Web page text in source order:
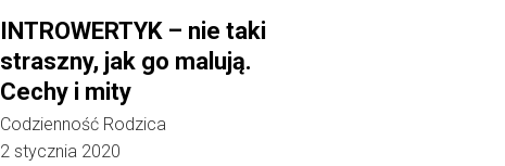
INTROWERTYK – nie taki
straszny, jak go malują.
Cechy i mity
Codzienność Rodzica
2 stycznia 2020